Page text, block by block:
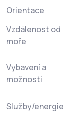
Orientace
Vzdálenost od
moře
Vybavení a
možnosti
Služby/energie